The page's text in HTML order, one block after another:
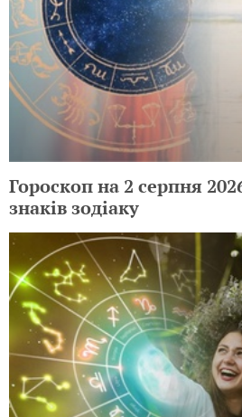
Гороскоп на 2 серпня
знаків зодіаку